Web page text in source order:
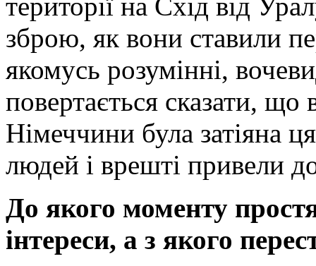
зброю, як вони ставили
якомусь розумінні,
повертається сказати, що
Німеччини була затіяна
людей і врешті привели
До якого моменту
інтереси, а з якого